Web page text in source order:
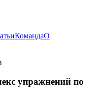
КомандаО
упражнений по